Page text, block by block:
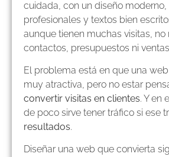
cuidada, con un diseño
profesionales y textos bien
aunque tienen muchas visitas, no
contactos, presupuestos ni
El problema está en que una
muy atractiva, pero no estar
convertir visitas en clientes. Y en
de poco sirve tener tráfico si ese
resultados.
Diseñar una web que convierta